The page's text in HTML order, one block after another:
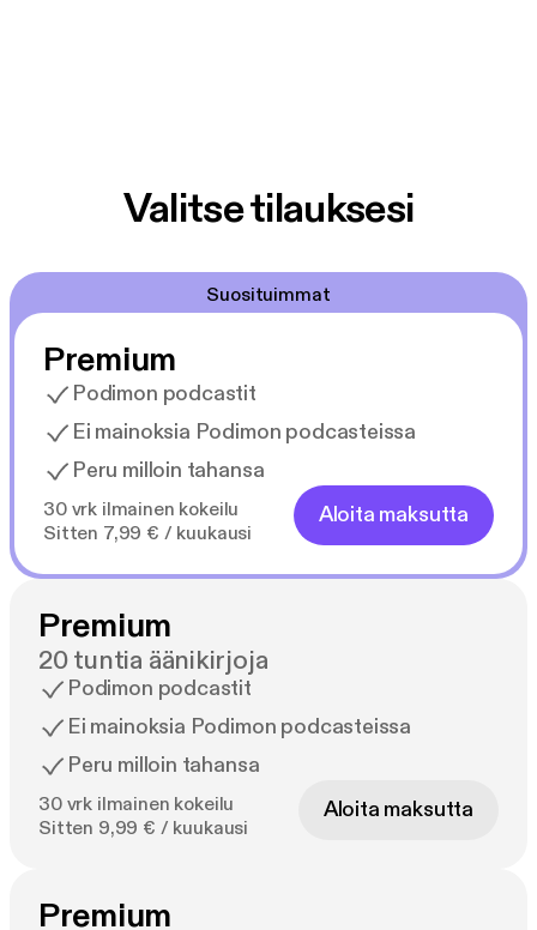
Valitse tilauksesi
Suosituimmat
Premium
Podimon podcastit
Ei mainoksia Podimon podcasteissa
Peru milloin tahansa
30 vrk ilmainen kokeilu
Sitten 7,99 € / kuukausi
Aloita maksutta
Premium
20 tuntia äänikirjoja
Podimon podcastit
Ei mainoksia Podimon podcasteissa
Peru milloin tahansa
30 vrk ilmainen kokeilu
Sitten 9,99 € / kuukausi
Aloita maksutta
Premium